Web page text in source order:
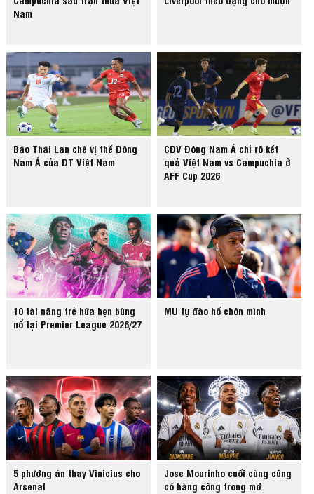
Nam
Báo Thái Lan chê vị thế Đông
Nam Á của ĐT Việt Nam
CĐV Đông Nam Á chỉ rõ kết
quả Việt Nam vs Campuchia ở
AFF Cup 2026
10 tài năng trẻ hứa hẹn bùng
nổ tại Premier League 2026/27
MU tự đào hố chôn mình
5 phương án thay Vinicius cho
Arsenal
Jose Mourinho cuối cùng cũng
có hàng công trong mơ